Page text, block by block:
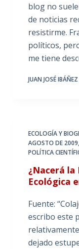
blog no
de noticias
resistirme.
políticos,
me tiene
JUAN JOSÉ IBÁÑEZ
ECOLOGÍA Y
AGOSTO DE 2009,
POLÍTICA
¿Nacerá la
Ecológica
Fuente:
escribo este
dejado